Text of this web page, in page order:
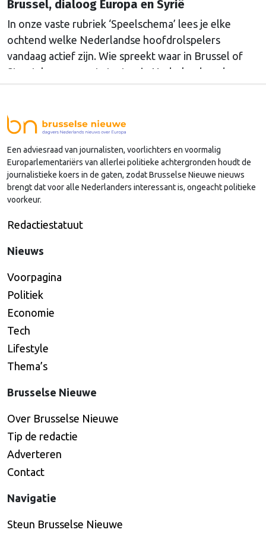
Brussel, dialoog Europa en Syrië
In onze vaste rubriek ‘Speelschema’ lees je elke
ochtend welke Nederlandse hoofdrolspelers
vandaag actief zijn. Wie spreekt waar in Brussel of
Straatsburg, en wat staat er in Nederland op de
Een adviesraad van journalisten, voorlichters en voormalig
Europarlementariërs van allerlei politieke achtergronden houdt de
journalistieke koers in de gaten, zodat Brusselse Nieuwe nieuws
brengt dat voor alle Nederlanders interessant is, ongeacht politieke
voorkeur.
Redactiestatuut
Nieuws
Voorpagina
Politiek
Economie
Tech
Lifestyle
Thema’s
Brusselse Nieuwe
Over Brusselse Nieuwe
Tip de redactie
Adverteren
Contact
Navigatie
Steun Brusselse Nieuwe